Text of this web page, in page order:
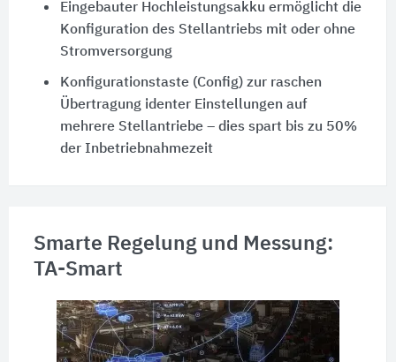
Eingebauter Hochleistungsakku ermöglicht die
Konfiguration des Stellantriebs mit oder ohne
Stromversorgung
Konfigurationstaste (Config) zur raschen
Übertragung identer Einstellungen auf
mehrere Stellantriebe – dies spart bis zu 50%
der Inbetriebnahmezeit
Smarte Regelung und Messung:
TA-Smart